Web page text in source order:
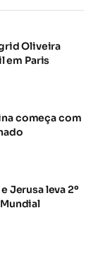
Oliveira
em Paris
começa com
Jerusa leva 2º